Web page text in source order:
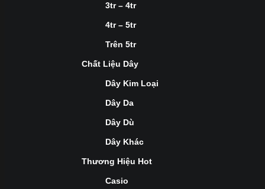
3tr – 4tr
4tr – 5tr
Trên 5tr
Chất Liệu Dây
Dây Kim Loại
Dây Da
Dây Dù
Dây Khác
Thương Hiệu Hot
Casio